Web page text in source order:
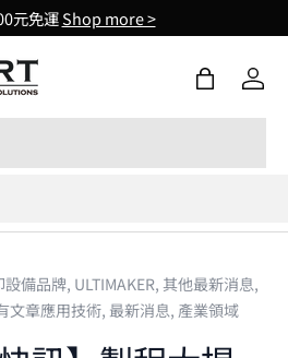
元免運Shop more >
購物袋登入
設備品牌, ULTIMAKER, 其他最新消息,
文章應用技術, 最新消息, 產業領域